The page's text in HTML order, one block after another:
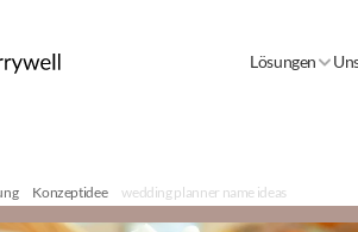
Lösungen
Konzeptidee wedding planner name ideas